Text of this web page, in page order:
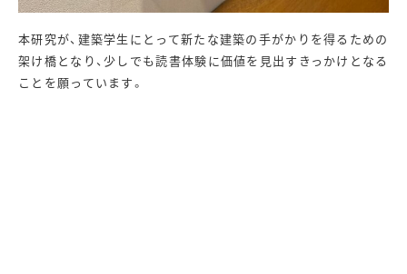
本研究が、建築学生にとって新たな建築の手がかりを得るための
架け橋となり、少しでも読書体験に価値を見出すきっかけとなる
ことを願っています。